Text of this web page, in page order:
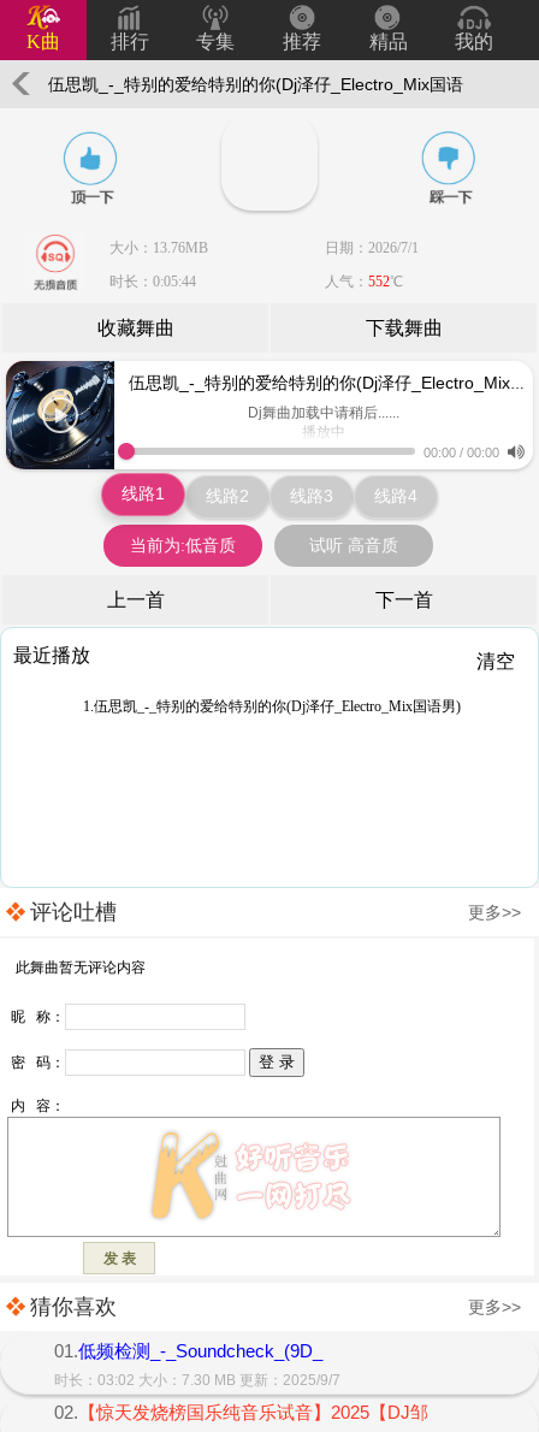
K曲 排行 专集 推荐 精品 我的
伍思凯_-_特别的爱给特别的你(Dj泽仔_Electro_Mix国语
大小：13.76MB
日期：2026/7/1
时长：0:05:44
人气： 552℃
收藏舞曲 下载舞曲
伍思凯_-_特别的爱给特别的你(Dj泽仔_Electro_Mix国语男)
Dj舞曲加载中请稍后......
播放中
www.keiqu.com
00:00 / 00:00
线路1 线路2 线路3 线路4
当前为:低音质 试听 高音质
上一首 下一首
最近播放 清空
1.伍思凯_-_特别的爱给特别的你(Dj泽仔_Electro_Mix国语男)
评论吐槽 更多>>
猜你喜欢 更多>>
01.低频检测_-_Soundcheck_(9D_
时长：03:02 大小：7.30 MB 更新：2025/9/7
02. 【惊天发烧榜国乐纯音乐试音】2025【DJ邹